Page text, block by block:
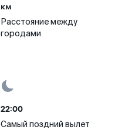
км
Расстояние между
городами
22:00
Самый поздний вылет